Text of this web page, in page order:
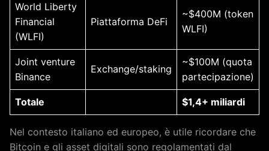
World Liberty
Financial
(WLFI)
Piattaforma DeFi
~$400M (token
WLFI)
Joint venture
Binance
Exchange/staking
~$100M (quota
partecipazione)
Totale $1,4+ miliardi
Nel contesto italiano ed europeo, è utile ricordare che
Bitcoin e gli asset digitali sono regolamentati dal